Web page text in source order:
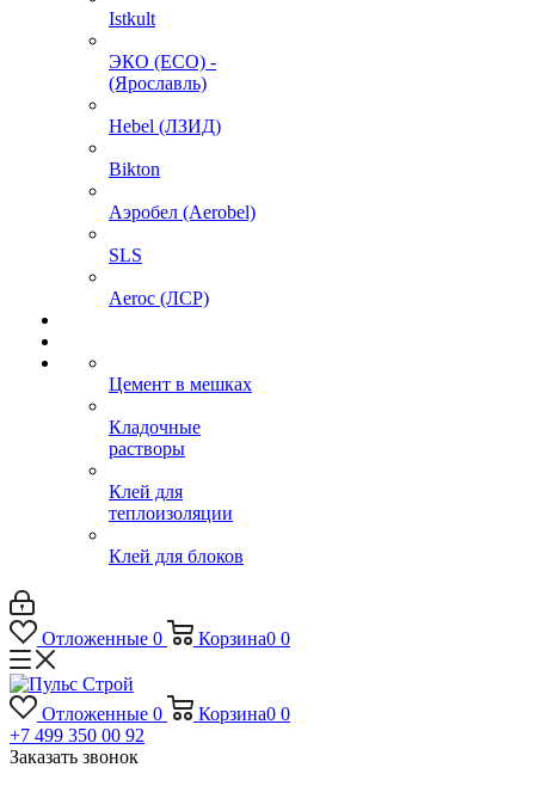
Istkult
ЭКО (ECO) -
(Ярославль)
Hebel (ЛЗИД)
Bikton
Аэробел (Aerobel)
SLS
Aeroc (ЛСР)
Цемент в мешках
Кладочные
растворы
Клей для
теплоизоляции
Клей для блоков
Отложенные 0 Корзина0 0
Отложенные 0 Корзина0 0
+7 499 350 00 92
Заказать звонок